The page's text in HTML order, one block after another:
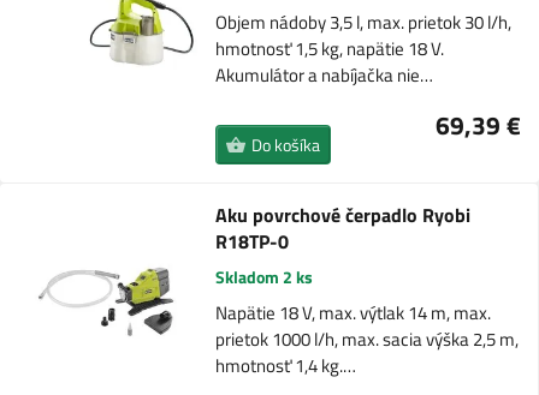
Objem nádoby 3,5 l, max. prietok 30 l/h,
hmotnosť 1,5 kg, napätie 18 V.
Akumulátor a nabíjačka nie…
69,39 €
Do košíka
Aku povrchové čerpadlo Ryobi
R18TP-0
Skladom 2 ks
Napätie 18 V, max. výtlak 14 m, max.
prietok 1000 l/h, max. sacia výška 2,5 m,
hmotnosť 1,4 kg.…